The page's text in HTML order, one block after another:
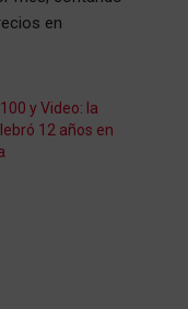
en
y Video: la
12 años en